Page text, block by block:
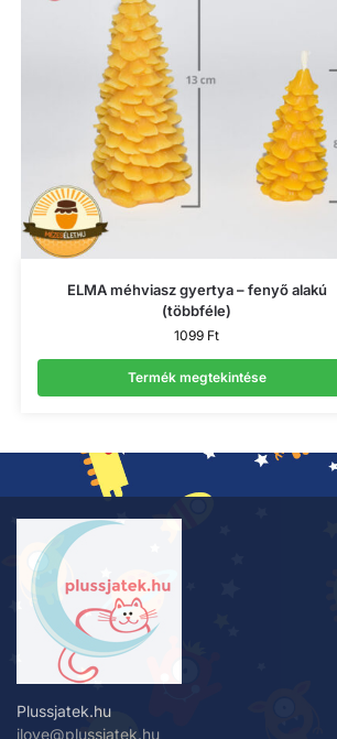
ELMA méhviasz gyertya – fenyő alakú
(többféle)
1099 Ft
Termék megtekintése
Plussjatek.hu
ilove@plussjatek.hu